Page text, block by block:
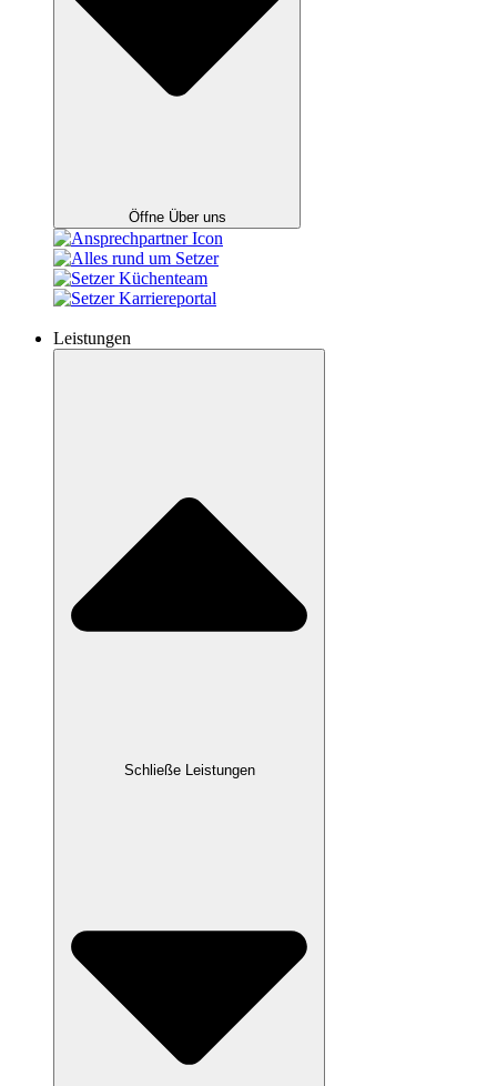
Öffne Über uns
Leistungen
Schließe Leistungen